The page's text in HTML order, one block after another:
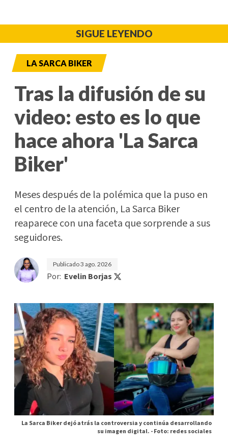
SIGUE LEYENDO
LA SARCA BIKER
Tras la difusión de su
video: esto es lo que
hace ahora 'La Sarca
Biker'
Meses después de la polémica que la puso en
el centro de la atención, La Sarca Biker
reaparece con una faceta que sorprende a sus
seguidores.
Publicado3 ago. 2026
Por: Evelin Borjas
La Sarca Biker dejó atrás la controversia y continúa desarrollando
su imagen digital. -Foto: redes sociales